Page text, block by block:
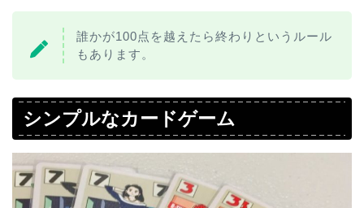
誰かが100点を越えたら終わりというルール
もあります。
シンプルなカードゲーム